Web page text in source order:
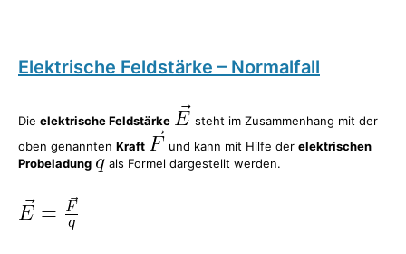
Elektrische Feldstärke – Normalfall
Die elektrische Feldstärke
steht im Zusammenhang mit der
oben genannten Kraft und kann mit Hilfe der elektrischen
Probeladung
als Formel dargestellt werden.